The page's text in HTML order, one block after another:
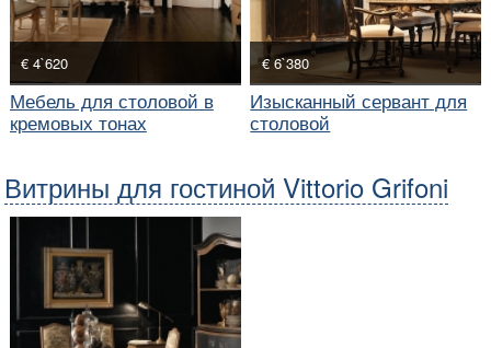
€ 4`620
Мебель для столовой в
кремовых тонах
€ 6`380
Изысканный сервант для
столовой
Витрины для гостиной Vittorio Grifoni